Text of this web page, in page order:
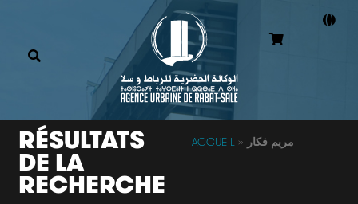
RÉSULTATS
DE LA
RECHERCHE
ACCUEIL » مريم فكار